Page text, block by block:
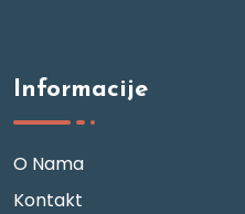
Informacije
O Nama
Kontakt